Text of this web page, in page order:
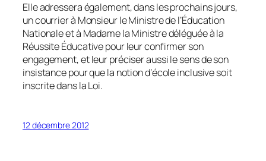
Elle adressera également, dans les prochains jours,
un courrier à Monsieur le Ministre de l’Éducation
Nationale et à Madame la Ministre déléguée à la
Réussite Éducative pour leur confirmer son
engagement, et leur préciser aussi le sens de son
insistance pour que la notion d’école inclusive soit
inscrite dans la Loi.
12 décembre 2012